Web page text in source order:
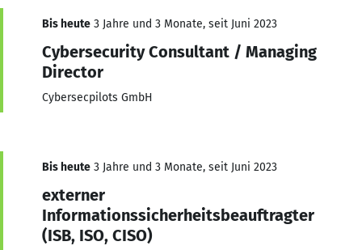
Bis heute 3 Jahre und 3 Monate, seit Juni 2023
Cybersecurity Consultant / Managing
Director
Cybersecpilots GmbH
Bis heute 3 Jahre und 3 Monate, seit Juni 2023
externer
Informationssicherheitsbeauftragter
(ISB, ISO, CISO)